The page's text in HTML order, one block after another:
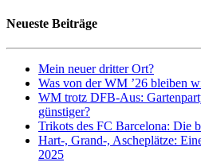
Neueste Beiträge
Mein neuer dritter Ort?
Was von der WM ’26 bleiben
WM trotz DFB-Aus:
günstiger?
Trikots des FC Barcelona: Die
Hart-, Grand-, Ascheplätze:
2025